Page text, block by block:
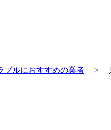
ブルにおすすめの業者 >